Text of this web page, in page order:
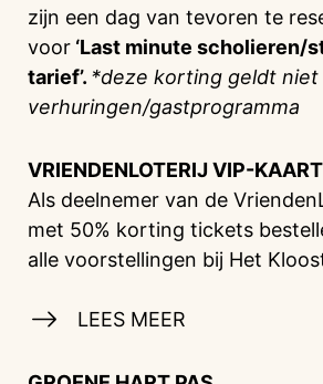
zijn een dag van tevoren te
voor ‘Last minute scholieren/
tarief’. *deze korting geldt niet
verhuringen/gastprogramma
VRIENDENLOTERIJVIP-KAART
Als deelnemer van de
met 50% korting tickets
alle voorstellingen bij Het
LEES MEER